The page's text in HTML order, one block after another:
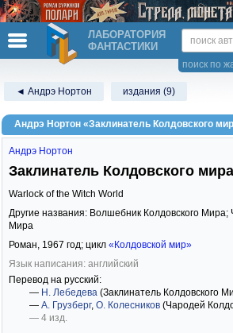
ЛАБОРАТОРИЯ
ФАНТАСТИКИ
поиск по
◄ Андрэ Нортон издания (9)
Андрэ Нортон «Заклинатель Колдовского
Андрэ Нортон
Заклинатель Колдовского мира
Warlock of the Witch World
Другие названия: Волшебник Колдовского Мира;
Мира
Роман, 1967 год; цикл «Колдовской мир»
Язык написания: английский
Перевод на русский:
— Н. Лебедева (Заклинатель Колдовского
— А. Грузберг, О. Колесников (Чародей
— 4 изд.